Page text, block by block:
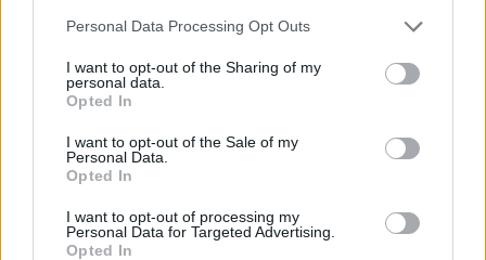
Please note that this website/app uses one or more Google
not limited to your visit or usage behaviour. You may click to
grant or deny consent to Google and its third-party tags to
use your data for below specified purposes in below Google
consent section.
Personal Data Processing Opt Outs
I want to opt-out of the Sharing of my
personal data.
Opted In
I want to opt-out of the Sale of my
Personal Data.
Opted In
I want to opt-out of processing my
Personal Data for Targeted Advertising.
Opted In